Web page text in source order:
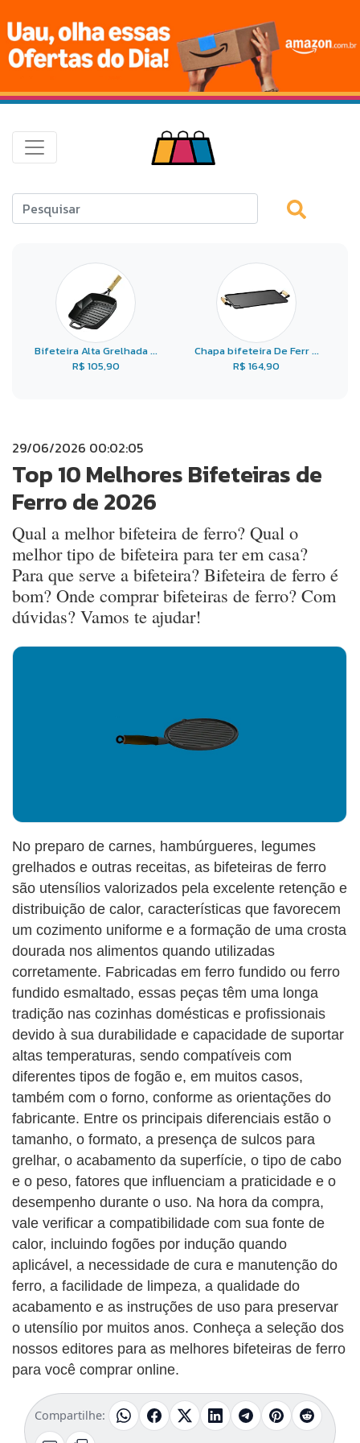
Bifeteira Alta Grelhada ...
R$ 105,90
Chapa bifeteira De Ferr ...
R$ 164,90
29/06/2026 00:02:05
Top 10 Melhores Bifeteiras de
Ferro de 2026
Qual a melhor bifeteira de ferro? Qual o
melhor tipo de bifeteira para ter em casa?
Para que serve a bifeteira? Bifeteira de ferro é
bom? Onde comprar bifeteiras de ferro? Com
dúvidas? Vamos te ajudar!
No preparo de carnes, hambúrgueres, legumes
grelhados e outras receitas, as bifeteiras de ferro
são utensílios valorizados pela excelente retenção e
distribuição de calor, características que favorecem
um cozimento uniforme e a formação de uma crosta
dourada nos alimentos quando utilizadas
corretamente. Fabricadas em ferro fundido ou ferro
fundido esmaltado, essas peças têm uma longa
tradição nas cozinhas domésticas e profissionais
devido à sua durabilidade e capacidade de suportar
altas temperaturas, sendo compatíveis com
diferentes tipos de fogão e, em muitos casos,
também com o forno, conforme as orientações do
fabricante. Entre os principais diferenciais estão o
tamanho, o formato, a presença de sulcos para
grelhar, o acabamento da superfície, o tipo de cabo
e o peso, fatores que influenciam a praticidade e o
desempenho durante o uso. Na hora da compra,
vale verificar a compatibilidade com sua fonte de
calor, incluindo fogões por indução quando
aplicável, a necessidade de cura e manutenção do
ferro, a facilidade de limpeza, a qualidade do
acabamento e as instruções de uso para preservar
o utensílio por muitos anos. Conheça a seleção dos
nossos editores para as melhores bifeteiras de ferro
para você comprar online.
Compartilhe: